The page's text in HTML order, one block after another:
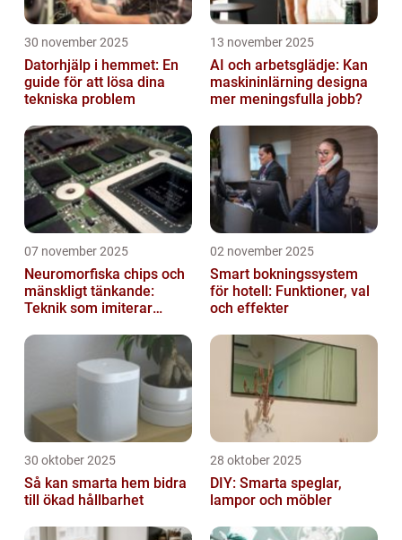
30 november 2025
Datorhjälp i hemmet: En
guide för att lösa dina
tekniska problem
13 november 2025
AI och arbetsglädje: Kan
maskininlärning designa
mer meningsfulla jobb?
07 november 2025
Neuromorfiska chips och
mänskligt tänkande:
Teknik som imiterar
02 november 2025
Smart bokningssystem
för hotell: Funktioner, val
och effekter
30 oktober 2025
Så kan smarta hem bidra
till ökad hållbarhet
28 oktober 2025
DIY: Smarta speglar,
lampor och möbler